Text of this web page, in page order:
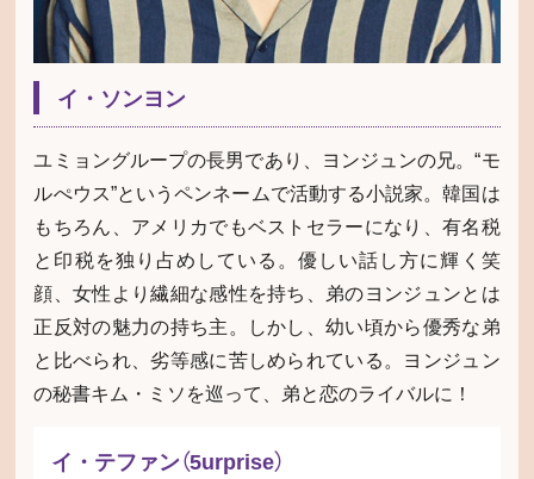
イ・ソンヨン
ユミョングループの長男であり、ヨンジュンの兄。“モ
ルぺウス”というペンネームで活動する小説家。韓国は
もちろん、アメリカでもベストセラーになり、有名税
と印税を独り占めしている。優しい話し方に輝く笑
顔、女性より繊細な感性を持ち、弟のヨンジュンとは
正反対の魅力の持ち主。しかし、幼い頃から優秀な弟
と比べられ、劣等感に苦しめられている。ヨンジュン
の秘書キム・ミソを巡って、弟と恋のライバルに！
イ・テファン（5urprise）